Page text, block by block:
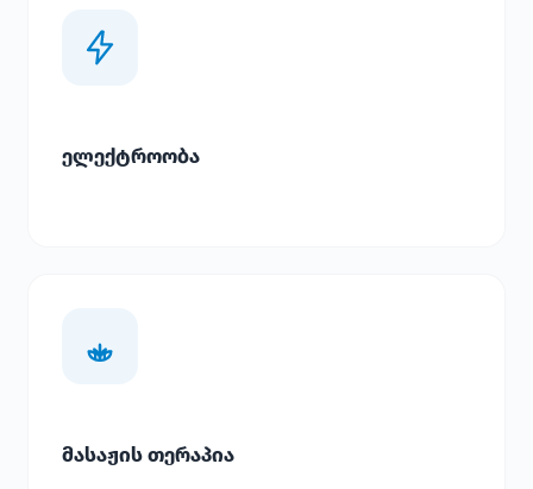
ელექტროობა
მასაჟის თერაპია